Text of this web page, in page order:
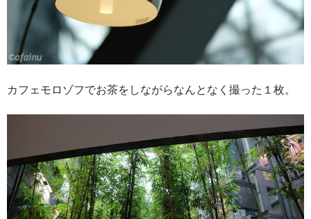
カフェモロゾフでお茶をしながらなんとなく撮った１枚。